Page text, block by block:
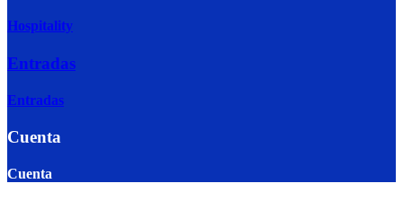
Hospitality
Entradas
Entradas
Cuenta
Cuenta